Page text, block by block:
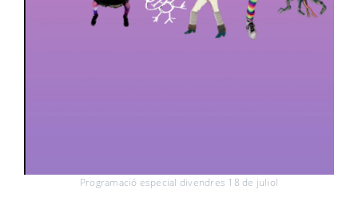
Programació especial divendres 18 de juliol